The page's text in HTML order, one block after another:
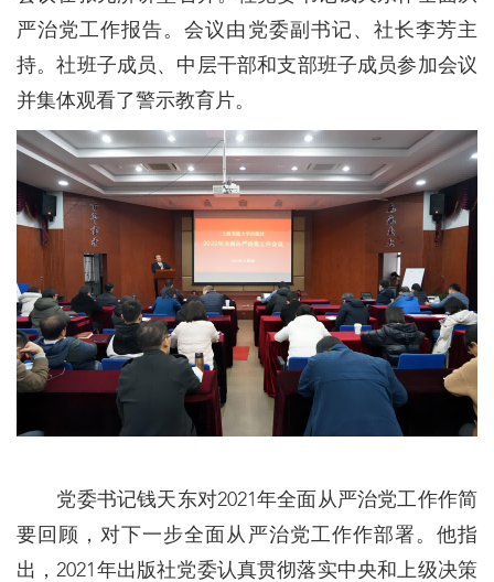
严治党工作报告。会议由党委副书记、社长李芳主
持。社班子成员、中层干部和支部班子成员参加会议
并集体观看了警示教育片。
党委书记钱天东对2021年全面从严治党工作作简
要回顾，对下一步全面从严治党工作作部署。他指
出，2021年出版社党委认真贯彻落实中央和上级决策